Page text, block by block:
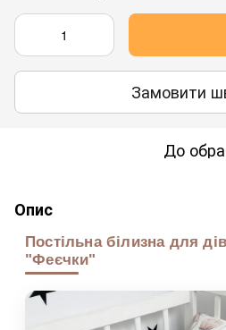
Замовити
До
Опис
Постільна білизна для
"Феєчки"